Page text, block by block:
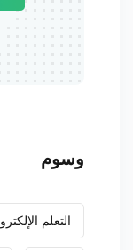
وسوم
التعلم